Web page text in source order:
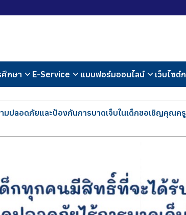
ศึกษา E-Service แบบฟอร์มออนไลน์ เว็บไซต์
มปลอดภัยและป้องกันการบาดเจ็บในเด็กขอเชิญคุณ